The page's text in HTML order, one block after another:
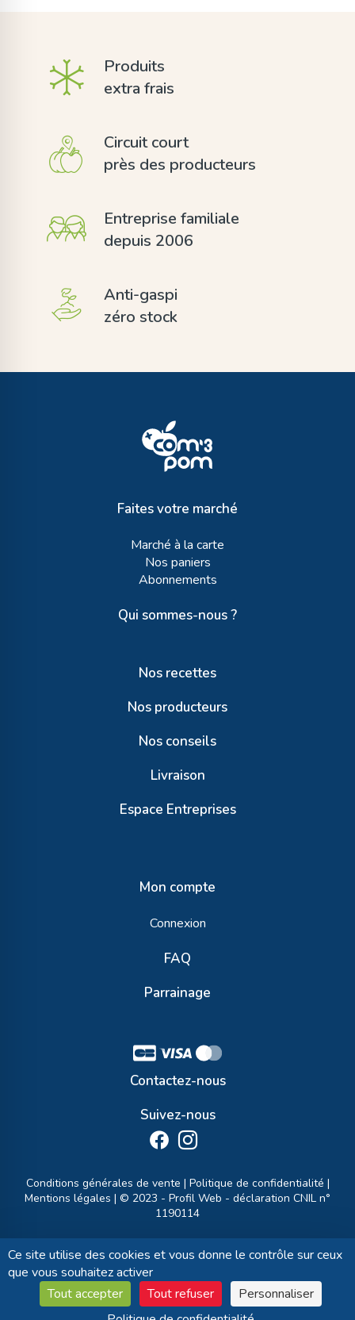
Produits
extra frais
Circuit court
près des producteurs
Entreprise familiale
depuis 2006
Anti-gaspi
zéro stock
Faites votre marché
Marché à la carte
Nos paniers
Abonnements
Qui sommes-nous ?
Nos recettes
Nos producteurs
Nos conseils
Livraison
Espace Entreprises
Mon compte
Connexion
FAQ
Parrainage
Contactez-nous
Suivez-nous
Conditions générales de vente | Politique de confidentialité |
Mentions légales | © 2023 - Profil Web - déclaration CNIL n°
1190114
Ce site utilise des cookies et vous donne le contrôle sur ceux
que vous souhaitez activer
Tout accepter
Tout refuser
Personnaliser